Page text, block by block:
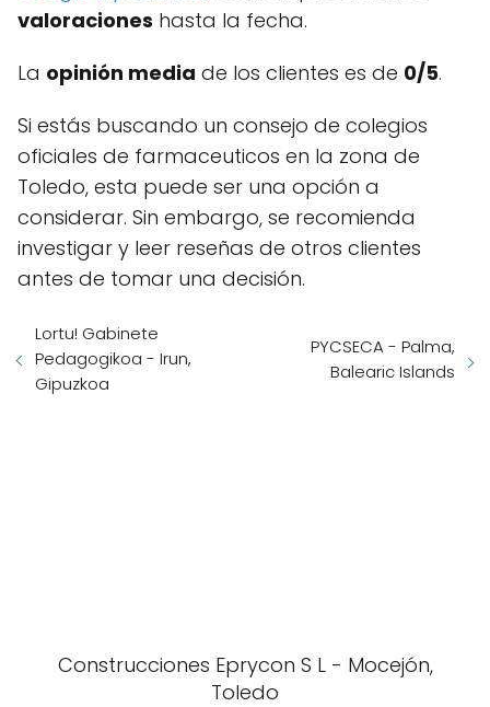
valoraciones hasta la fecha.
La opinión media de los clientes es de 0/5.
Si estás buscando un consejo de colegios
oficiales de farmaceuticos en la zona de
Toledo, esta puede ser una opción a
considerar. Sin embargo, se recomienda
investigar y leer reseñas de otros clientes
antes de tomar una decisión.
Lortu! Gabinete
Pedagogikoa - Irun,
Gipuzkoa
PYCSECA - Palma,
Balearic Islands
Construcciones Eprycon S L - Mocejón,
Toledo